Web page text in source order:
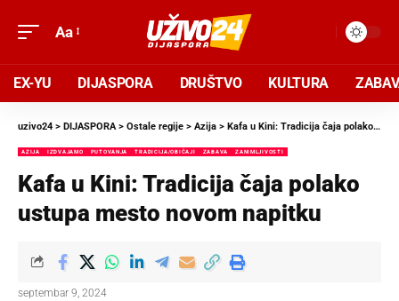
Aa
EX-YU DIJASPORA DRUŠTVO KULTURA
uzivo24 > DIJASPORA> Ostale regije > Azija > Kafa u Kini: Tradicija čaja polako ustupa mesto novom napitku
AZIJA IZDVAJAMO PUTOVANJA TRADICIJA/OBIČAJI ZABAVA ZANIMLJIVOSTI
Kafa u Kini: Tradicija čaja polako
ustupa mesto novom napitku
septembar 9, 2024